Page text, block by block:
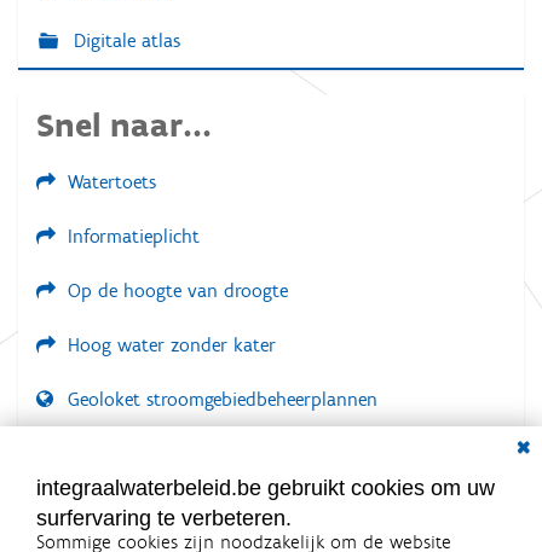
Digitale atlas
Snel naar...
Watertoets
Informatieplicht
Op de hoogte van droogte
Hoog water zonder kater
Geoloket stroomgebiedbeheerplannen
LOGIN VEREIST
integraalwaterbeleid.be gebruikt cookies om uw
surfervaring te verbeteren.
Sommige cookies zijn noodzakelijk om de website